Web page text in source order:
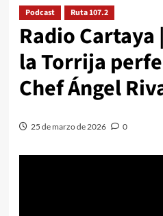
Podcast Ruta 107.2
Radio Cartaya
la Torrija
Chef Ángel
25 de marzo de 2026 0